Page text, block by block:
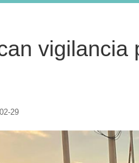
vigilancia
29